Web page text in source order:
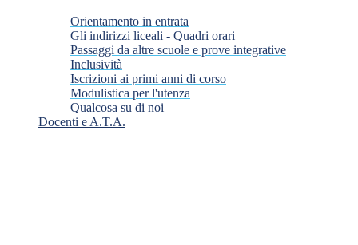
Orientamento in entrata
Gli indirizzi liceali - Quadri orari
Passaggi da altre scuole e prove integrative
Inclusività
Iscrizioni ai primi anni di corso
Modulistica per l'utenza
Qualcosa su di noi
Docenti e A.T.A.